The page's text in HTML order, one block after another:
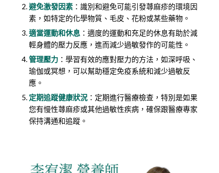
避免激發因素：識別和避免可能引發蕁麻疹的環境因
素，如特定的化學物質、毛皮、花粉或某些藥物。
適當運動和休息 ：適度的運動和充足的休息有助於減
輕身體的壓力反應，進而減少過敏發作的可能性。
管理壓力：學習有效的應對壓力的方法，如深呼吸、
瑜伽或冥想，可以幫助穩定免疫系統和減少過敏反
應。
定期追蹤健康狀況：定期進行醫療檢查，特別是如果
您有慢性蕁麻疹或其他過敏性疾病，確保跟醫療專家
保持溝通和追蹤。